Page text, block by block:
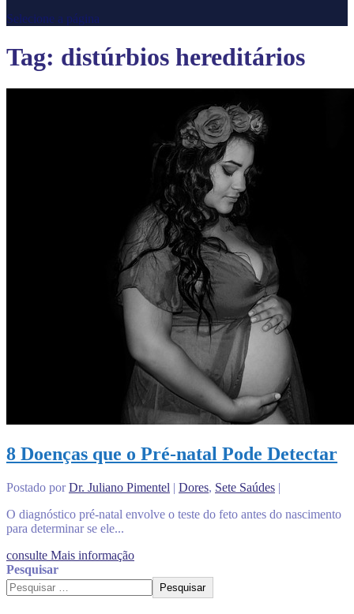
Selecione a página
Tag: distúrbios hereditários
8 Doenças que o Pré-natal Pode Detectar
Postado porDr. Juliano Pimentel | Dores, Sete Saúdes |
O diagnóstico pré-natal envolve o teste do feto antes do nascimento
para determinar se ele...
consulte Mais informação
Pesquisar
Pesquisar